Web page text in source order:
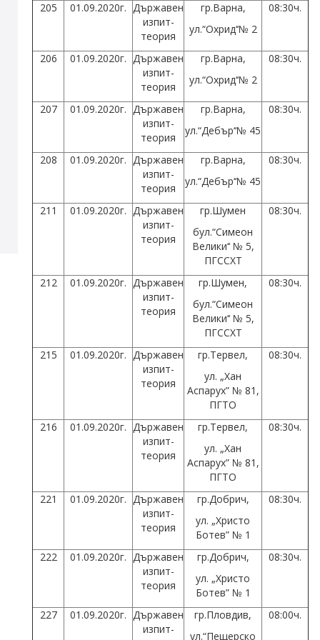
205
01.09.2020г. Държавен
изпит-
теория
гр.Варна,
ул.“Охрид‘‘№ 2
08:30ч.
206 01.09.2020г. Държавен
изпит-
теория
гр.Варна,
ул.“Охрид‘‘№ 2
08:30ч.
207 01.09.2020г. Държавен
изпит-
теория
гр.Варна,
ул.“Дебър‘‘№ 45
08:30ч.
208 01.09.2020г. Държавен
изпит-
теория
гр.Варна,
ул.“Дебър‘‘№ 45
08:30ч.
211 01.09.2020г. Държавен
изпит-
теория
гр.Шумен
бул.“Симеон
Велики‘‘ № 5,
ПГССХТ
08:30ч.
212 01.09.2020г. Държавен
изпит-
теория
гр.Шумен,
бул.“Симеон
Велики‘‘ № 5,
ПГССХТ
08:30ч.
215 01.09.2020г. Държавен
изпит-
теория
гр.Тервел,
ул. „Хан
Аспарух” № 81,
ПГТО
08:30ч.
216 01.09.2020г. Държавен
изпит-
теория
гр.Тервел,
ул. „Хан
Аспарух” № 81,
ПГТО
08:30ч.
221 01.09.2020г. Държавен
изпит-
теория
гр.Добрич,
ул. „Христо
Ботев” № 1
08:30ч.
222 01.09.2020г. Държавен
изпит-
теория
гр.Добрич,
ул. „Христо
Ботев” № 1
08:30ч.
227 01.09.2020г. Държавен
изпит-
гр.Пловдив,
ул.“Пещерско
08:00ч.